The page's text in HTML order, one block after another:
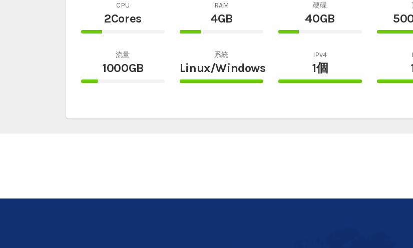
CPU
2Cores
25%
RAM
4GB
25%
硬碟
40GB
25%
100%
流量
1000GB
20%
系統
Linux/Windows
100%
IPv4
1個
100%
100%